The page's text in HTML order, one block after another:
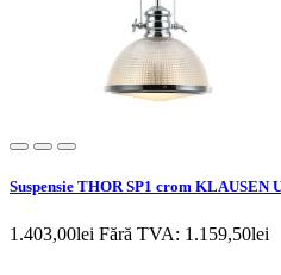
Suspensie THOR SP1 crom KLAUSEN
1.403,00lei Fără TVA: 1.159,50lei